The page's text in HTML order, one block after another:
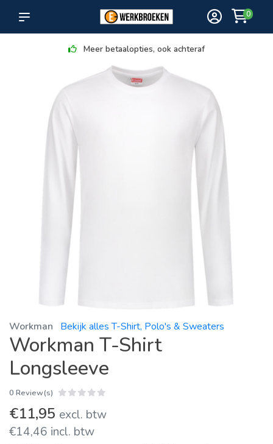
0
Meer betaalopties, ook achteraf
Workman Bekijk alles T-Shirt, Polo's & Sweaters
Workman T-Shirt
Longsleeve
0 Review(s)
€11,95 excl. btw
€14,46 incl. btw